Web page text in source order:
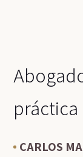
práctica
CARLOS